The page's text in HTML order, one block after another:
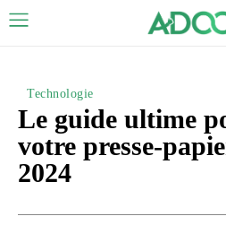
Technologie
Le guide ultime
votre presse-
2024